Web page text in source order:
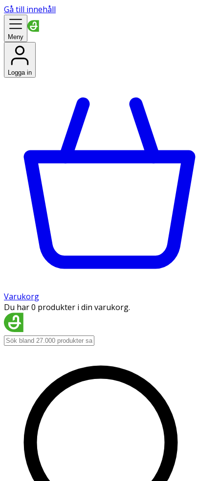
Gå till innehåll
Meny
Logga in
Varukorg
Du har 0 produkter i din varukorg.